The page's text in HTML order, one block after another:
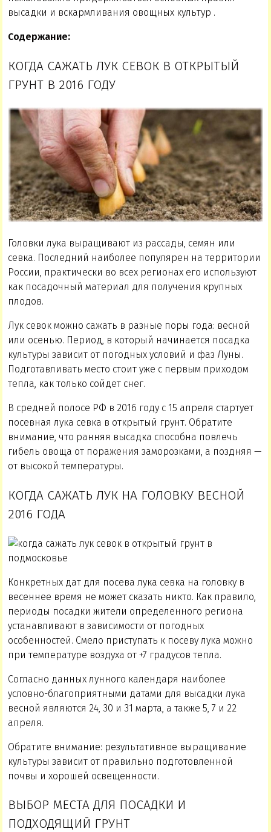
высадки и вскармливания овощных культур .
Содержание:
КОГДА САЖАТЬ ЛУК СЕВОК В ОТКРЫТЫЙ
ГРУНТ В 2016 ГОДУ
Головки лука выращивают из рассады, семян или
севка. Последний наиболее популярен на территории
России, практически во всех регионах его используют
как посадочный материал для получения крупных
плодов.
Лук севок можно сажать в разные поры года: весной
или осенью. Период, в который начинается посадка
культуры зависит от погодных условий и фаз Луны.
Подготавливать место стоит уже с первым приходом
тепла, как только сойдет снег.
В средней полосе РФ в 2016 году с 15 апреля стартует
посевная лука севка в открытый грунт. Обратите
внимание, что ранняя высадка способна повлечь
гибель овоща от поражения заморозками, а поздняя —
от высокой температуры.
КОГДА САЖАТЬ ЛУК НА ГОЛОВКУ ВЕСНОЙ
2016 ГОДА
Конкретных дат для посева лука севка на головку в
весеннее время не может сказать никто. Как правило,
периоды посадки жители определенного региона
устанавливают в зависимости от погодных
особенностей. Смело приступать к посеву лука можно
при температуре воздуха от +7 градусов тепла.
Согласно данных лунного календаря наиболее
условно-благоприятными датами для высадки лука
весной являются 24, 30 и 31 марта, а также 5, 7 и 22
апреля.
Обратите внимание: результативное выращивание
культуры зависит от правильно подготовленной
почвы и хорошей освещенности.
ВЫБОР МЕСТА ДЛЯ ПОСАДКИ И
ПОДХОДЯЩИЙ ГРУНТ